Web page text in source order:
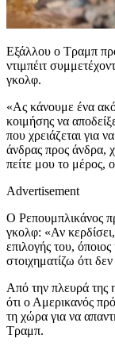
Εξάλλου ο Τραμπ
ντιμπέιτ
γκολφ.
«Ας κάνουμε ένα
κοιμήσης να
που χρειάζεται για
άνδρας προς άνδρα,
πείτε μου το μέρος,
Advertisement
Ο Ρεπουμπλικάνος
γκολφ: «Αν
επιλογής του,
στοιχηματίζω ότι
Από την πλευρά της
ότι ο Αμερικανός
τη χώρα για να
Τραμπ.